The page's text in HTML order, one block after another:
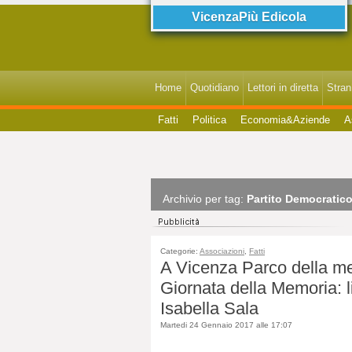
VicenzaPiù Edicola
Home Quotidiano Lettori in diretta
Fatti Politica Economia&Aziende
Archivio per tag: Partito Democratico
Categorie: Associazioni Fatti
A Vicenza Parco della
Giornata della Memoria:
Isabella Sala
Martedi 24 Gennaio 2017 alle 17:07